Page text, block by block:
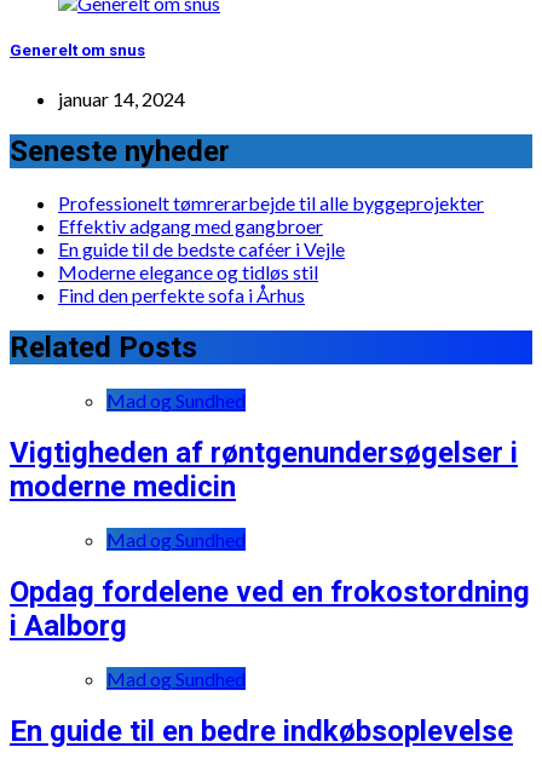
Generelt om snus
januar 14, 2024
Seneste nyheder
Professionelt tømrerarbejde til alle byggeprojekter
Effektiv adgang med gangbroer
En guide til de bedste caféer i Vejle
Moderne elegance og tidløs stil
Find den perfekte sofa i Århus
Related Posts
Mad og Sundhed
Vigtigheden af røntgenundersøgelser i
moderne medicin
Mad og Sundhed
Opdag fordelene ved en frokostordning
i Aalborg
Mad og Sundhed
En guide til en bedre indkøbsoplevelse